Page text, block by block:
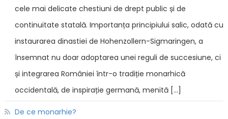
cele mai delicate chestiuni de drept public și de
continuitate statală. Importanța principiului salic, odată cu
instaurarea dinastiei de Hohenzollern-Sigmaringen, a
însemnat nu doar adoptarea unei reguli de succesiune, ci
și integrarea României într-o tradiție monarhică
occidentală, de inspirație germană, menită […]
De ce monarhie?